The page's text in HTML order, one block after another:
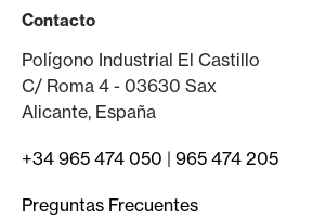
Contacto
Polígono Industrial El Castillo
C/ Roma 4 - 03630 Sax
Alicante, España
+34 965 474 050 | 965 474 205
Preguntas Frecuentes